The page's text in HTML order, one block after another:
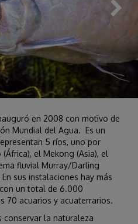
en 2008 con motivo de
Mundial del Agua. Es un
5 ríos, uno por
el Mekong (Asia), el
fluvial Murray/Darling
sus instalaciones hay más
un total de 6.000
70 acuarios y acuaterrarios.
conservar la naturaleza